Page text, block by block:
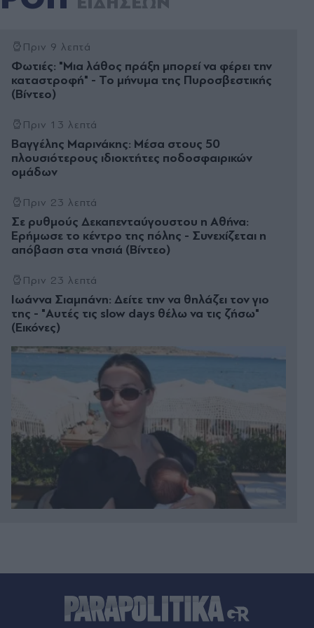
Πριν 9 λεπτά
Φωτιές: "Μια λάθος πράξη μπορεί να φέρει την
καταστροφή" - Το μήνυμα της Πυροσβεστικής
(Βίντεο)
Πριν 13 λεπτά
Βαγγέλης Μαρινάκης: Μέσα στους 50
πλουσιότερους ιδιοκτήτες ποδοσφαιρικών
ομάδων
Πριν 23 λεπτά
Σε ρυθμούς Δεκαπενταύγουστου η Αθήνα:
Ερήμωσε το κέντρο της πόλης - Συνεχίζεται η
απόβαση στα νησιά (Βίντεο)
Πριν 23 λεπτά
Ιωάννα Σιαμπάνη: Δείτε την να θηλάζει τον γιο
της - "Αυτές τις slow days θέλω να τις ζήσω"
(Εικόνες)
Πριν 37 λεπτά